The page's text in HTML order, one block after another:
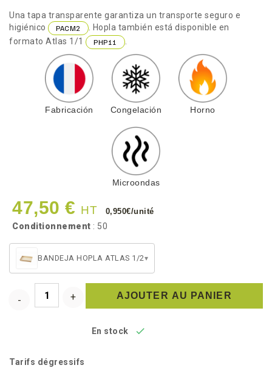
Una tapa transparente garantiza un transporte seguro e
higiénico
PACM2
. Hopla también está disponible en
formato Atlas 1/1
PHP11 .
Fabricación Congelación Horno
Microondas
47,50 € HT 0,950€/unité
Conditionnement : 50
BANDEJA HOPLA ATLAS 1/2▾
AJOUTER AU PANIER
En stock 
Tarifs dégressifs